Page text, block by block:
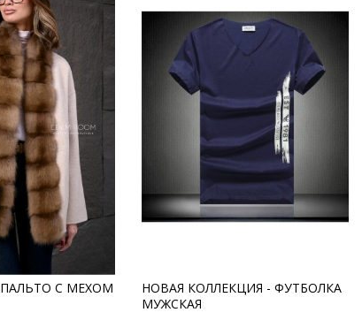
С МЕХОМ
НОВАЯ КОЛЛЕКЦИЯ - ФУТБОЛКА
МУЖСКАЯ